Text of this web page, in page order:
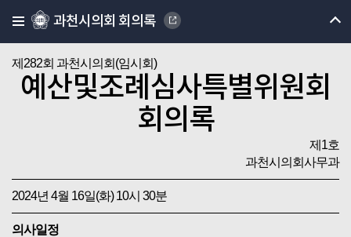
과천시의회 회의록
제282회 과천시의회(임시회)
예산및조례심사특별위원회
회의록
제1호
과천시의회사무과
2024년 4월 16일(화) 10시 30분
의사일정